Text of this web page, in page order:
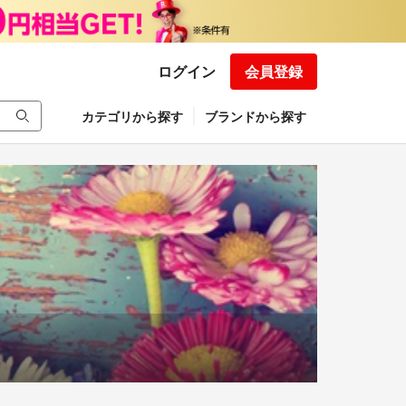
ログイン 会員登録
カテゴリから探す ブランドから探す